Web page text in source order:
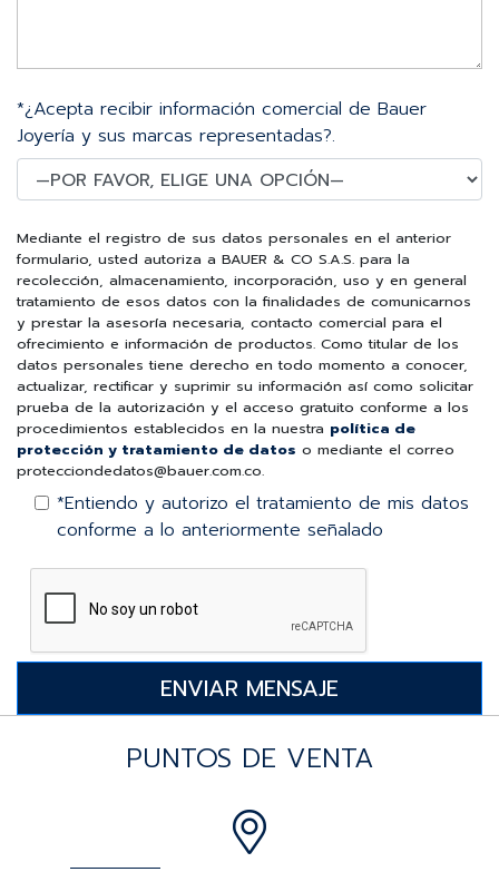
*¿Acepta recibir información comercial de Bauer
Joyería y sus marcas representadas?.
Mediante el registro de sus datos personales en el anterior
formulario, usted autoriza a BAUER & CO S.A.S. para la
recolección, almacenamiento, incorporación, uso y en general
tratamiento de esos datos con la finalidades de comunicarnos
y prestar la asesoría necesaria, contacto comercial para el
ofrecimiento e información de productos. Como titular de los
datos personales tiene derecho en todo momento a conocer,
actualizar, rectificar y suprimir su información así como solicitar
prueba de la autorización y el acceso gratuito conforme a los
procedimientos establecidos en la nuestra política de
protección y tratamiento de datos o mediante el correo
protecciondedatos@bauer.com.co.
*Entiendo y autorizo el tratamiento de mis datos
conforme a lo anteriormente señalado
PUNTOS DE VENTA